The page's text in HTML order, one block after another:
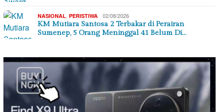
NASIONAL PERISTIWA 02/08/2026
KM Mutiara Santosa 2 Terbakar di Perairan
Sumenep, 5 Orang Meninggal 41 Belum Di…